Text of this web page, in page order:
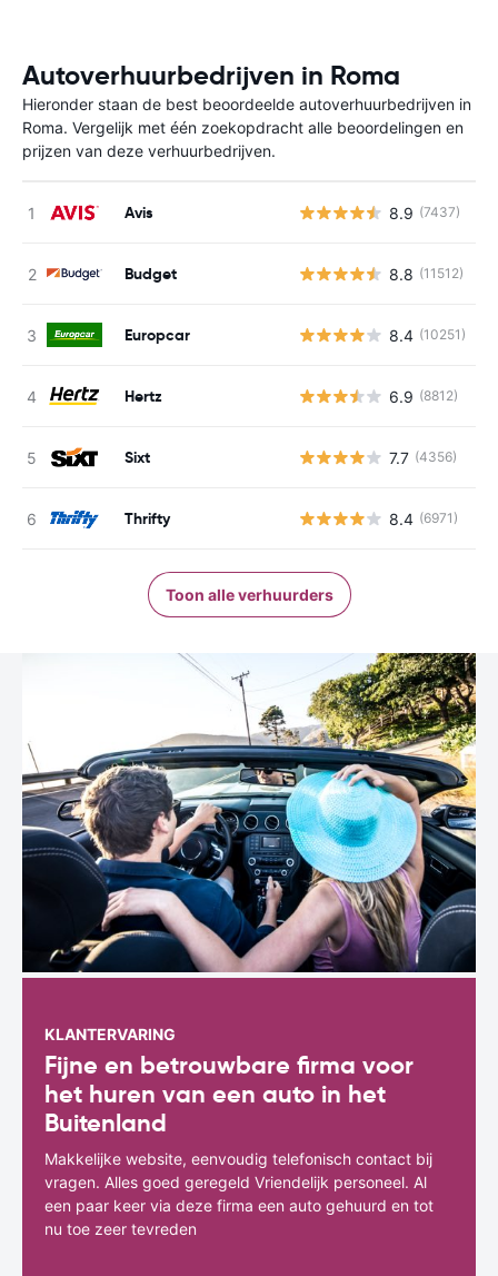
Autoverhuurbedrijven in Roma
Hieronder staan de best beoordeelde autoverhuurbedrijven in
Roma. Vergelijk met één zoekopdracht alle beoordelingen en
prijzen van deze verhuurbedrijven.
Avis 8.9 (7437)
Budget 8.8 (11512)
Europcar 8.4 (10251)
Hertz 6.9 (8812)
Sixt 7.7 (4356)
Thrifty 8.4 (6971)
Toon alle verhuurders
KLANTERVARING
Fijne en betrouwbare firma voor
het huren van een auto in het
Buitenland
Makkelijke website, eenvoudig telefonisch contact bij
vragen. Alles goed geregeld Vriendelijk personeel. Al
een paar keer via deze firma een auto gehuurd en tot
nu toe zeer tevreden